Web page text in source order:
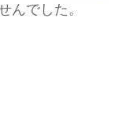
んでした。